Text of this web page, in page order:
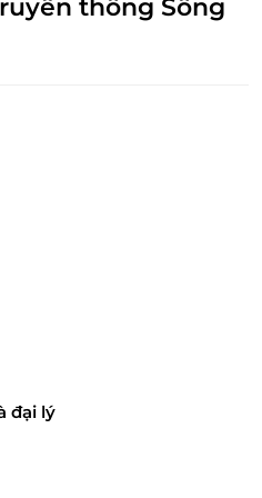
mọi thành viên
gia đình có trẻ nhỏ sẽ
biết từng địa danh nổi
khắc lãng mạn không
gian linh hoạt, ai cũng
in, thưởng ngoạn và
thông Sông
đại lý